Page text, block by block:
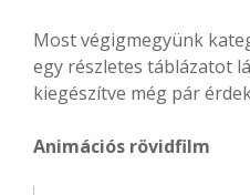
Most végigmegyünk
egy részletes táblázatot
kiegészítve még pár
Animációs rövidfilm